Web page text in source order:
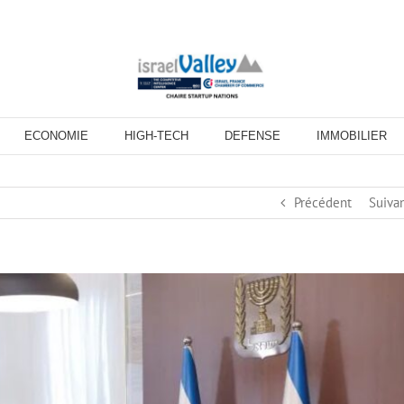
ECONOMIE HIGH-TECH DEFENSE IMMOBILIER
Précédent